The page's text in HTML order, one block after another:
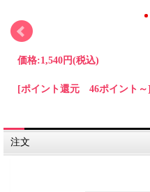
価格:1,540円(税込)
[ポイント還元 46ポイント～]
注文